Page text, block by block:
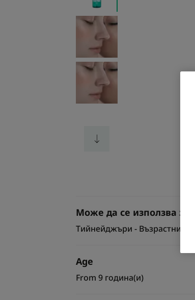
Може да се използва за
Тийнейджъри - Възрастни
Age
From 9 година(и)